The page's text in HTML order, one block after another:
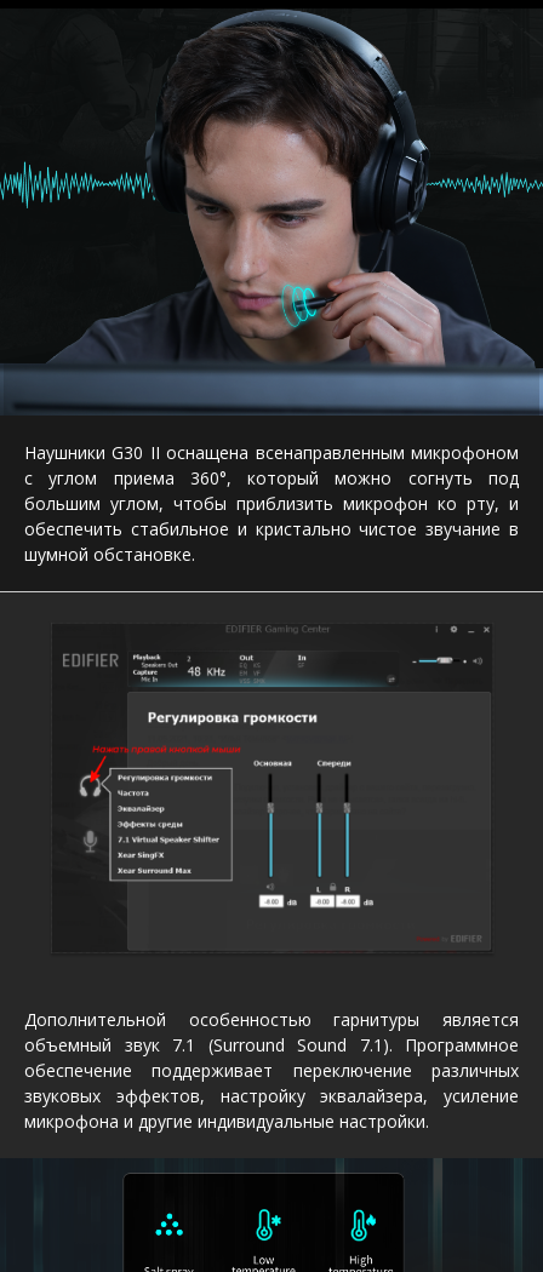
Наушники G30 II оснащена всенаправленным микрофоном
с углом приема 360°, который можно согнуть под
большим углом, чтобы приблизить микрофон ко рту, и
обеспечить стабильное и кристально чистое звучание в
шумной обстановке.
Дополнительной особенностью гарнитуры является
объемный звук 7.1 (Surround Sound 7.1). Программное
обеспечение поддерживает переключение различных
звуковых эффектов, настройку эквалайзера, усиление
микрофона и другие индивидуальные настройки.